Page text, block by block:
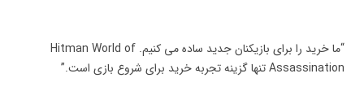
“ما خرید را برای بازیکنان جدید ساده می کنیم. Hitman World of
Assassination تنها گزینه تجربه خرید برای شروع بازی است.”